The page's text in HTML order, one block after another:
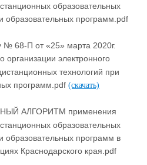
образовательных
образовательных программ.pdf
№ 68-П от «25» марта 2020г.
организации электронного
технологий при
программ.pdf (скачать)
АЛГОРИТМ применения
образовательных
образовательных программ в
Краснодарского края.pdf